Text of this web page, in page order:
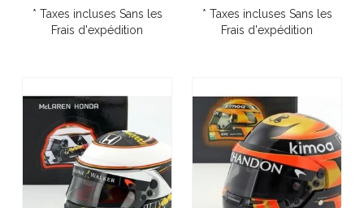
* Taxes incluses Sans les
Frais d'expédition
* Taxes incluses Sans les
Frais d'expédition